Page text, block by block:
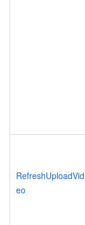
RefreshUploadVid
eo